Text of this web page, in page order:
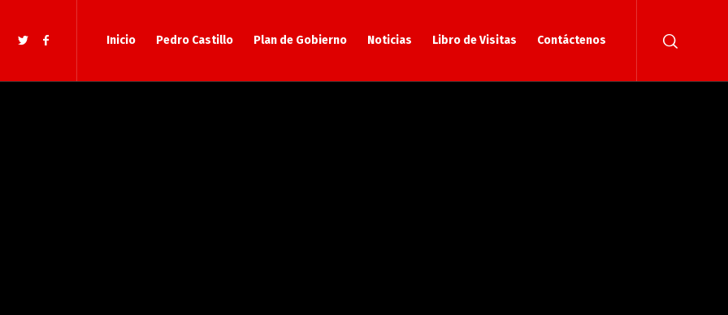
Inicio Pedro Castillo Plan de Gobierno Noticias Libro de Visitas Contáctenos